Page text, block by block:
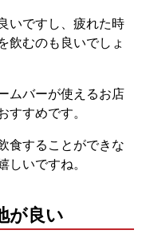
いですし、疲れた時
飲むのも良いでしょ
ムバーが使えるお店
すすめです。
食することができな
しいですね。
が良い